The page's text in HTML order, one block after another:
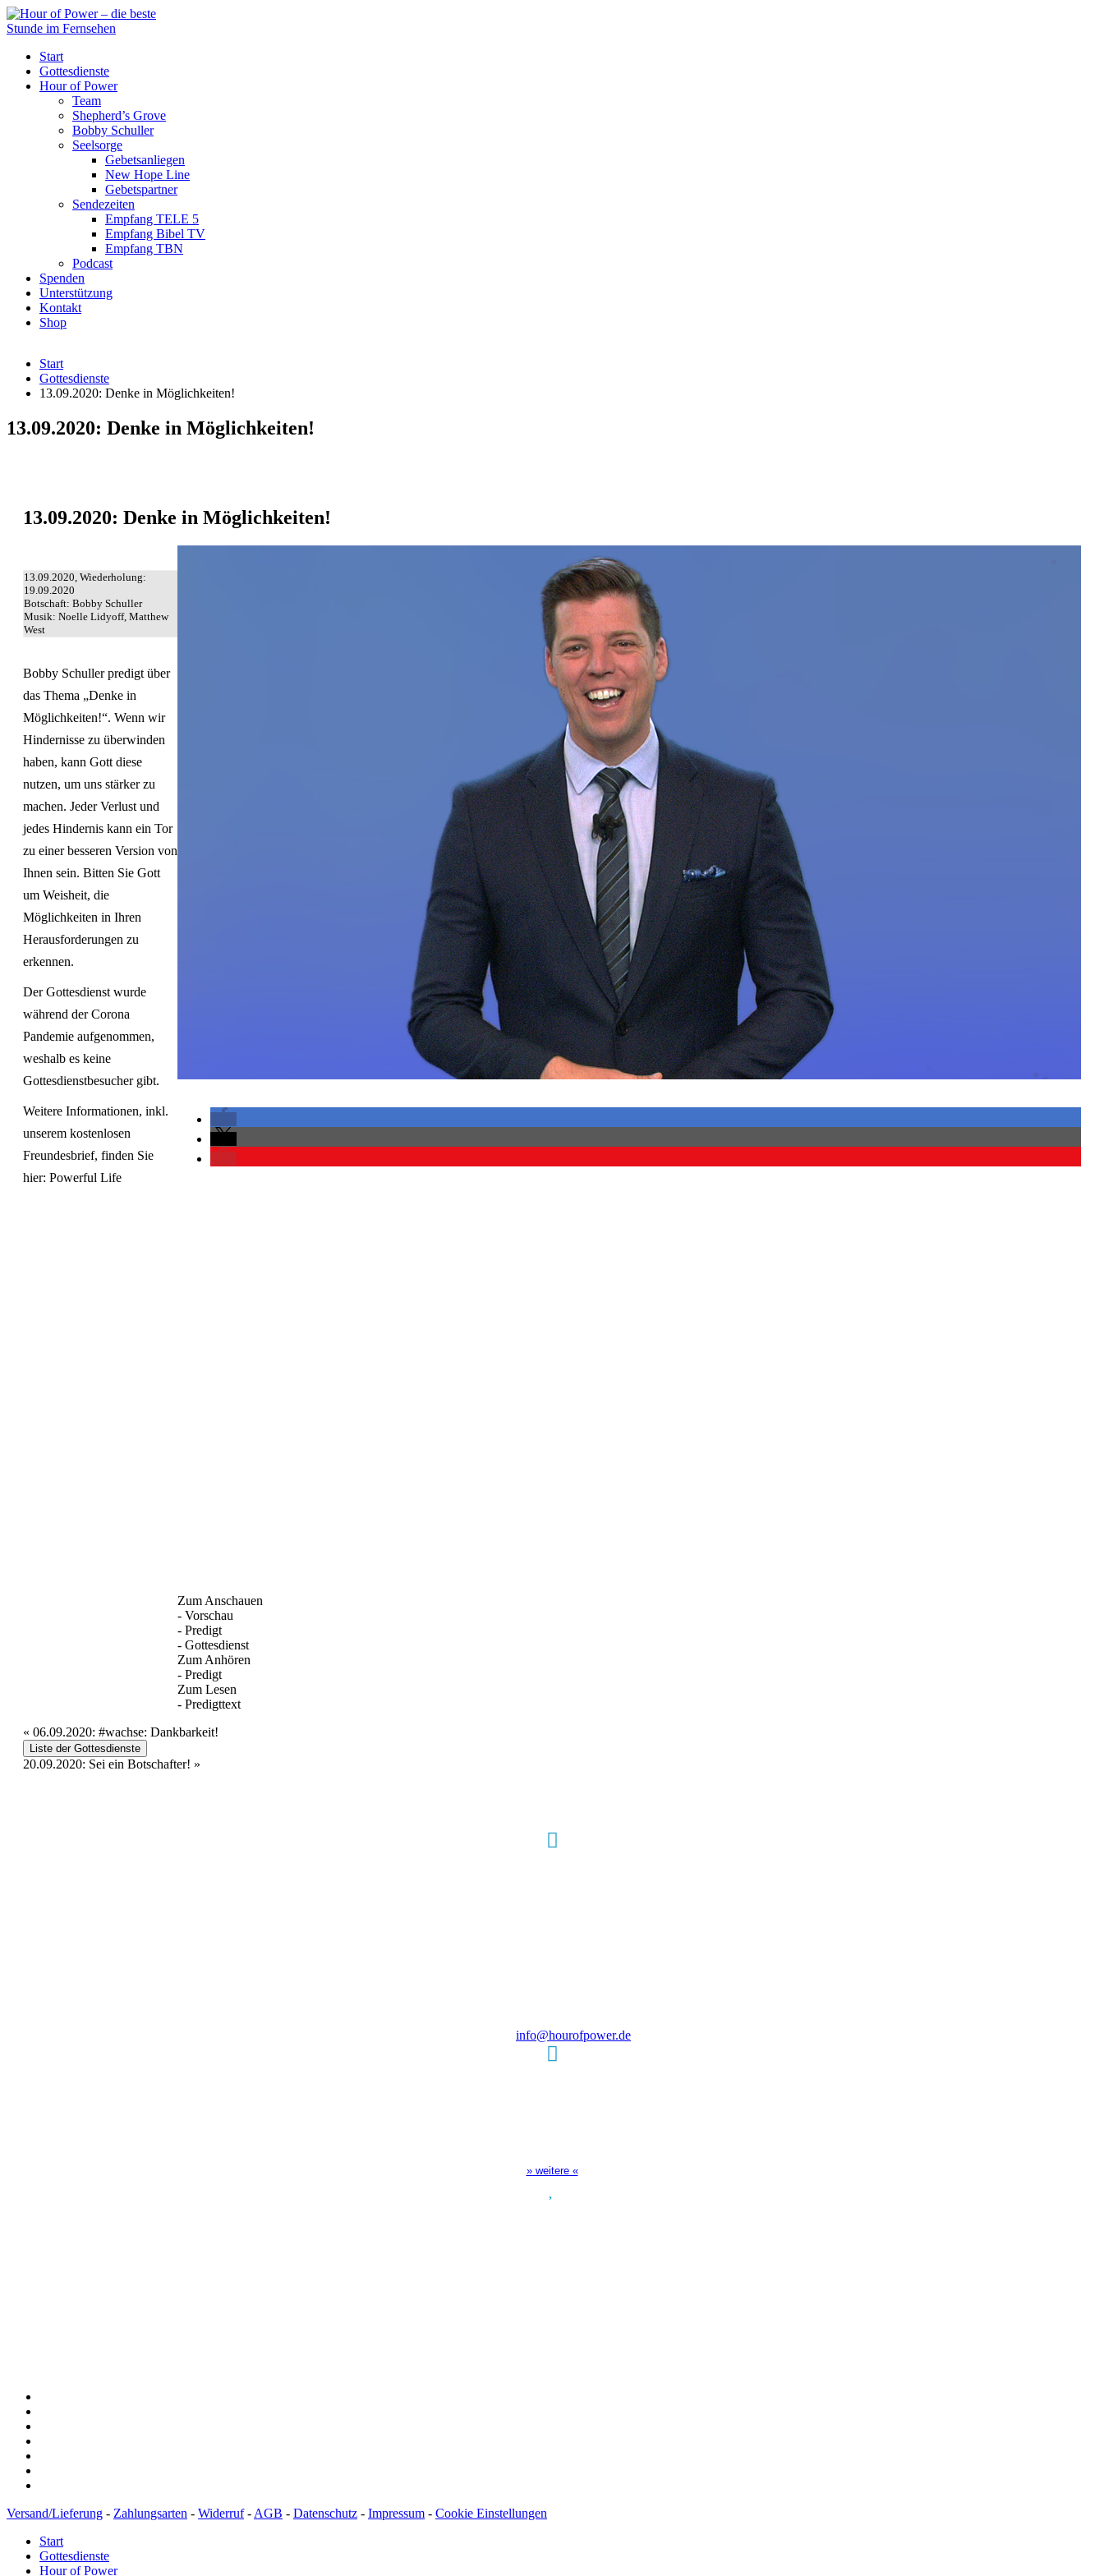
Start
Gottesdienste
Hour of Power
Team
Shepherd’s Grove
Bobby Schuller
Seelsorge
Gebetsanliegen
New Hope Line
Gebetspartner
Sendezeiten
Empfang TELE 5
Empfang Bibel TV
Empfang TBN
Podcast
Spenden
Unterstützung
Kontakt
Shop
Start
Gottesdienste
13.09.2020: Denke in Möglichkeiten!
13.09.2020: Denke in Möglichkeiten!
13.09.2020: Denke in Möglichkeiten!
Zum Anschauen
- Vorschau
- Predigt
- Gottesdienst
Zum Anhören
- Predigt
Zum Lesen
- Predigttext
13.09.2020, Wiederholung:
19.09.2020
Botschaft: Bobby Schuller
Musik: Noelle Lidyoff, Matthew
West
Bobby Schuller predigt über
das Thema „Denke in
Möglichkeiten!“. Wenn wir
Hindernisse zu überwinden
haben, kann Gott diese
nutzen, um uns stärker zu
machen. Jeder Verlust und
jedes Hindernis kann ein Tor
zu einer besseren Version von
Ihnen sein. Bitten Sie Gott
um Weisheit, die
Möglichkeiten in Ihren
Herausforderungen zu
erkennen.
Der Gottesdienst wurde
während der Corona
Pandemie aufgenommen,
weshalb es keine
Gottesdienstbesucher gibt.
Weitere Informationen, inkl.
unserem kostenlosen
Freundesbrief, finden Sie
hier: Powerful Life
« 06.09.2020: #wachse: Dankbarkeit!
Liste der Gottesdienste
20.09.2020: Sei ein Botschafter! »
info@hourofpower.de
» weitere «
Versand/Lieferung - Zahlungsarten - Widerruf- AGB - Datenschutz - Impressum - Cookie Einstellungen
Start
Gottesdienste
Hour of Power